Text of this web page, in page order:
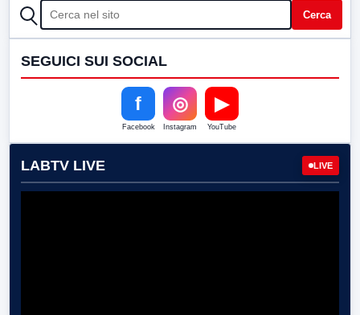
CERCA Cerca
SEGUICI SUI SOCIAL
f
Facebook
◎
Instagram
▶
YouTube
LABTV LIVE LIVE